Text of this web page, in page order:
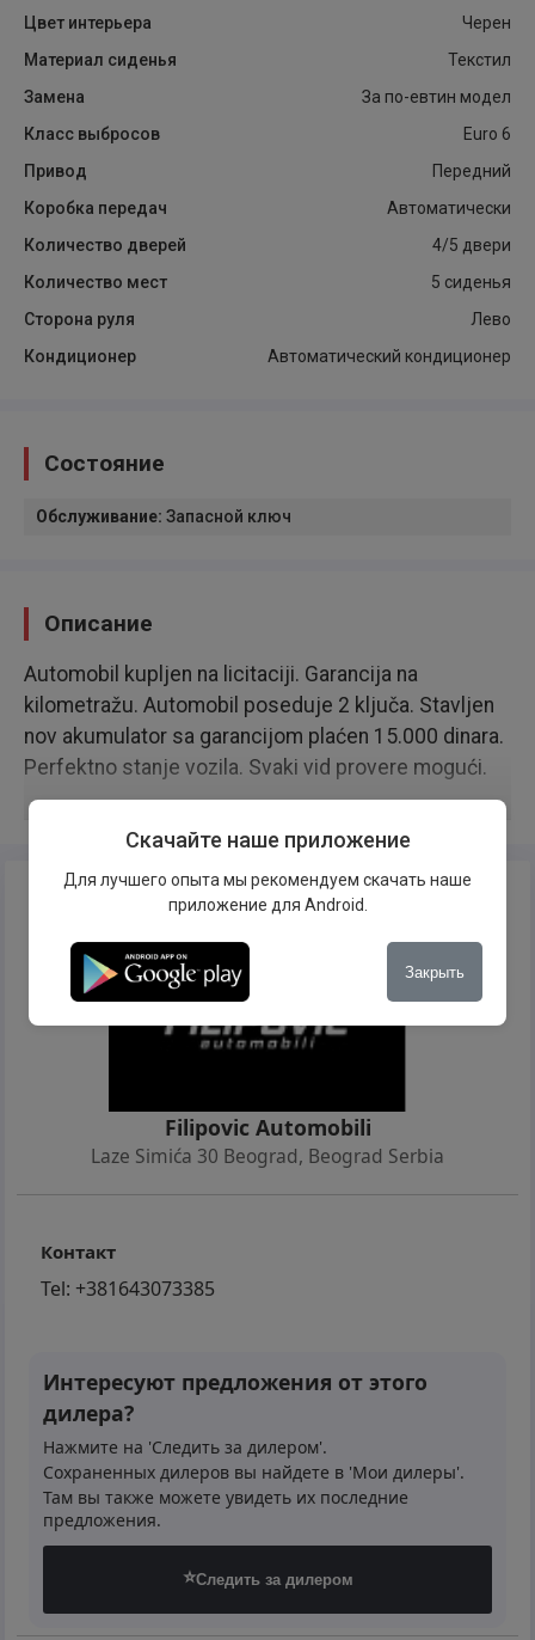
Цвет интерьера
Черен
Материал сиденья
Текстил
Замена
За по-евтин модел
Класс выбросов
Euro 6
Привод
Передний
Коробка передач
Автоматически
Количество дверей
4/5 двери
Количество мест
5 сиденья
Сторона руля
Лево
Кондиционер
Автоматический кондиционер
Состояние
Обслуживание: Запасной ключ
Описание
Automobil kupljen na licitaciji. Garancija na
kilometražu. Automobil poseduje 2 ključa. Stavljen
nov akumulator sa garancijom plaćen 15.000 dinara.
Perfektno stanje vozila. Svaki vid provere mogući.
Filipovic Automobili
Laze Simića 30 Beograd, Beograd Serbia
Контакт
Tel: +381643073385
Интересуют предложения от этого
дилера?
Нажмите на 'Следить за дилером'.
Сохраненных дилеров вы найдете в 'Мои дилеры'.
Там вы также можете увидеть их последние
предложения.
⭐Следить за дилером
Скачайте наше приложение
Для лучшего опыта мы рекомендуем скачать наше
приложение для Android.
Закрыть